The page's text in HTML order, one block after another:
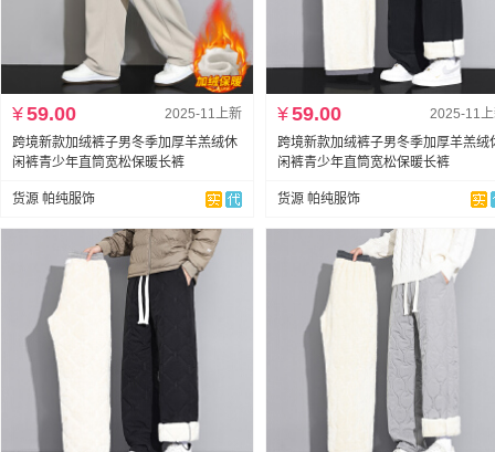
2025-11上新
¥59.00
跨境新款加绒裤子男冬季加厚羊羔绒休
闲裤青少年直筒宽松保暖长裤
货源 帕纯服饰
2025-11
¥59.00
跨境新款加绒裤子男冬季加厚羊羔绒
闲裤青少年直筒宽松保暖长裤
货源 帕纯服饰